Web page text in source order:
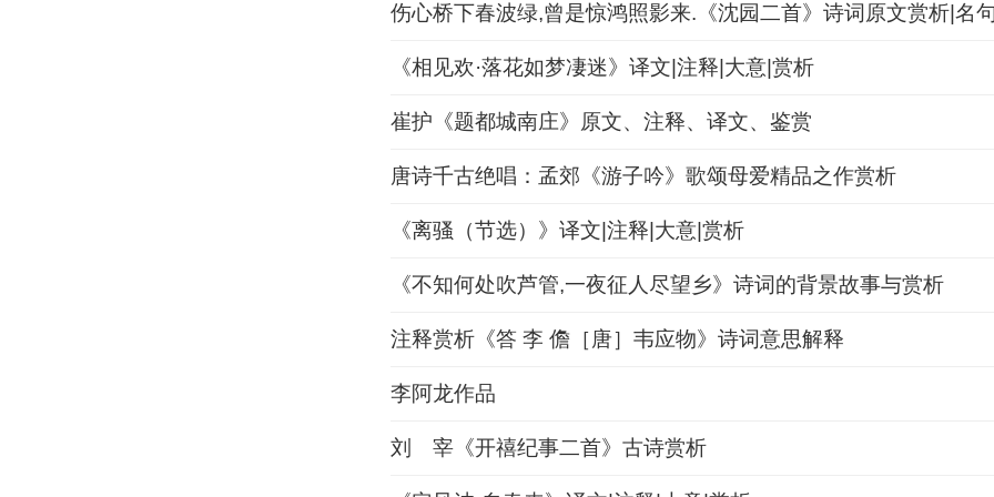
伤心桥下春波绿,曾是惊鸿照影来.《沈园二首》诗词原文赏析|名
《相见欢·落花如梦凄迷》译文|注释|大意|赏析
崔护《题都城南庄》原文、注释、译文、鉴赏
唐诗千古绝唱：孟郊《游子吟》歌颂母爱精品之作赏析
《离骚（节选）》译文|注释|大意|赏析
《不知何处吹芦管,一夜征人尽望乡》诗词的背景故事与赏析
注释赏析《答 李 儋［唐］韦应物》诗词意思解释
李阿龙作品
刘 宰《开禧纪事二首》古诗赏析